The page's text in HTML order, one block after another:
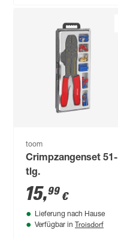
toom
Crimpzangenset 51-
tlg.
15,99 €
Lieferung nach Hause
Verfügbar in Troisdorf